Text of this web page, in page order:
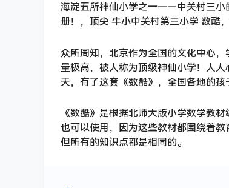
海淀五所神仙小学之一——中关村三小
册！，顶尖 牛小中关村第三小学 数酷
众所周知，北京作为全国的文化中心
量极高，被人称为顶级神仙小学！人
天，有了这套《数酷》，全国各地的孩
《数酷》是根据北师大版小学数学教
也可以使用，因为这些教材都围绕着
但所有的知识点都是相同的。